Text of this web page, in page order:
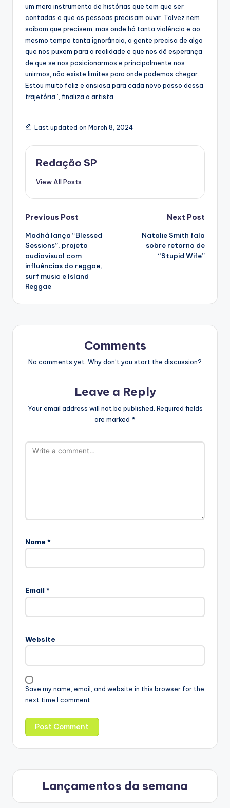
um mero instrumento de histórias que tem que ser
contadas e que as pessoas precisam ouvir. Talvez nem
saibam que precisem, mas onde há tanta violência e ao
mesmo tempo tanta ignorância, a gente precisa de algo
que nos puxem para a realidade e que nos dê esperança
de que se nos posicionarmos e principalmente nos
unirmos, não existe limites para onde podemos chegar.
Estou muito feliz e ansiosa para cada novo passo dessa
trajetória”, finaliza a artista.
Last updated on March 8, 2024
Redação SP
View All Posts
Post
navigation
Previous Post
Madhá lança “Blessed
Sessions”, projeto
audiovisual com
influências do reggae,
surf music e Island
Reggae
Next Post
Natalie Smith fala
sobre retorno de
“Stupid Wife”
Comments
No comments yet. Why don’t you start the discussion?
Leave a Reply
Your email address will not be published. Required fields
are marked *
Name *
Email *
Website
Save my name, email, and website in this browser for the
next time I comment.
Lançamentos da semana